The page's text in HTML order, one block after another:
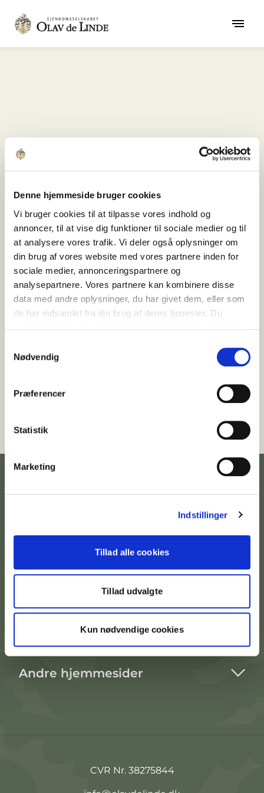
Denne hjemmeside bruger cookies
Vi bruger cookies til at tilpasse vores indhold og
annoncer, til at vise dig funktioner til sociale medier og til
at analysere vores trafik. Vi deler også oplysninger om
din brug af vores website med vores partnere inden for
sociale medier, annonceringspartnere og
analysepartnere. Vores partnere kan kombinere disse
data med andre oplysninger, du har givet dem, eller som
de har indsamlet fra din brug af deres tjenester. Du
Nødvendig
Præferencer
Statistik
Marketing
Indstillinger
Tillad alle cookies
Tillad udvalgte
Kun nødvendige cookies
404
Der er sket en fejl
Error
Gå til forside
Kontakt afdeling
Andre hjemmesider
CVR Nr. 38275844